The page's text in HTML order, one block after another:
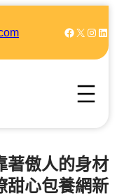
Facebook X Instagram LinkedIn
著傲人的身材
甜心包養網新